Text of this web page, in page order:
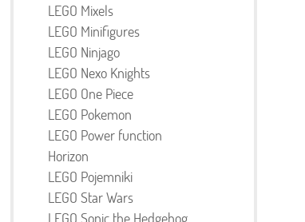
LEGO Mixels
LEGO Minifigures
LEGO Ninjago
LEGO Nexo Knights
LEGO One Piece
LEGO Pokemon
LEGO Power function
Horizon
LEGO Pojemniki
LEGO Star Wars
LEGO Sonic the Hedgehog